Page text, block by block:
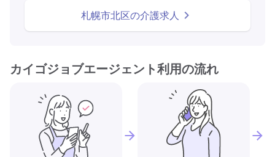
札幌市北区の介護求人
カイゴジョブエージェント利用の流れ